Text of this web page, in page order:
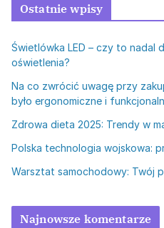
Ostatnie wpisy
Świetlówka LED – czy to nadal
oświetlenia?
Na co zwrócić uwagę przy
było ergonomiczne i
Zdrowa dieta 2025: Trendy w
Polska technologia wojskowa:
Warsztat samochodowy: Twój
Najnowsze komentarze